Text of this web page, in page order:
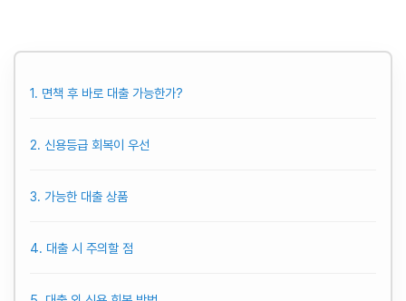
1. 면책 후 바로 대출 가능한가?
2. 신용등급 회복이 우선
3. 가능한 대출 상품
4. 대출 시 주의할 점